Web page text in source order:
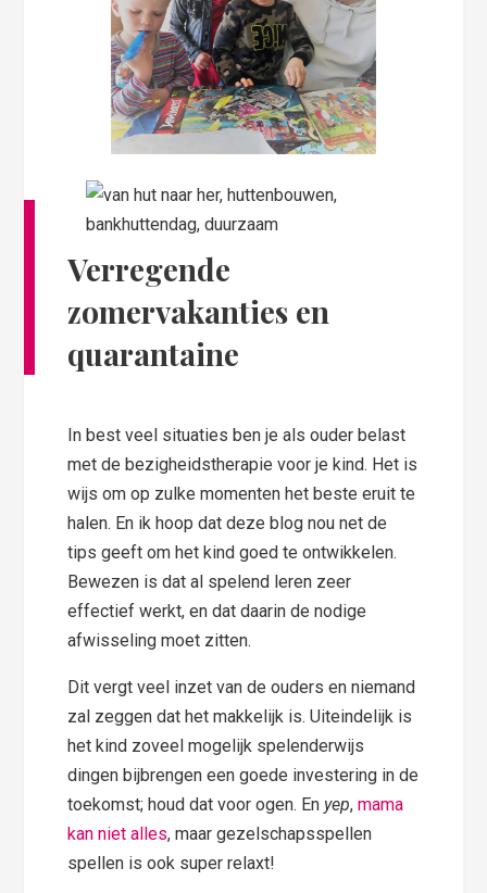
Verregende
zomervakanties en
quarantaine
In best veel situaties ben je als ouder belast
met de bezigheidstherapie voor je kind. Het is
wijs om op zulke momenten het beste eruit te
halen. En ik hoop dat deze blog nou net de
tips geeft om het kind goed te ontwikkelen.
Bewezen is dat al spelend leren zeer
effectief werkt, en dat daarin de nodige
afwisseling moet zitten.
Dit vergt veel inzet van de ouders en niemand
zal zeggen dat het makkelijk is. Uiteindelijk is
het kind zoveel mogelijk spelenderwijs
dingen bijbrengen een goede investering in de
toekomst; houd dat voor ogen. En yep,mama
kan niet alles, maar gezelschapsspellen
spellen is ook super relaxt!